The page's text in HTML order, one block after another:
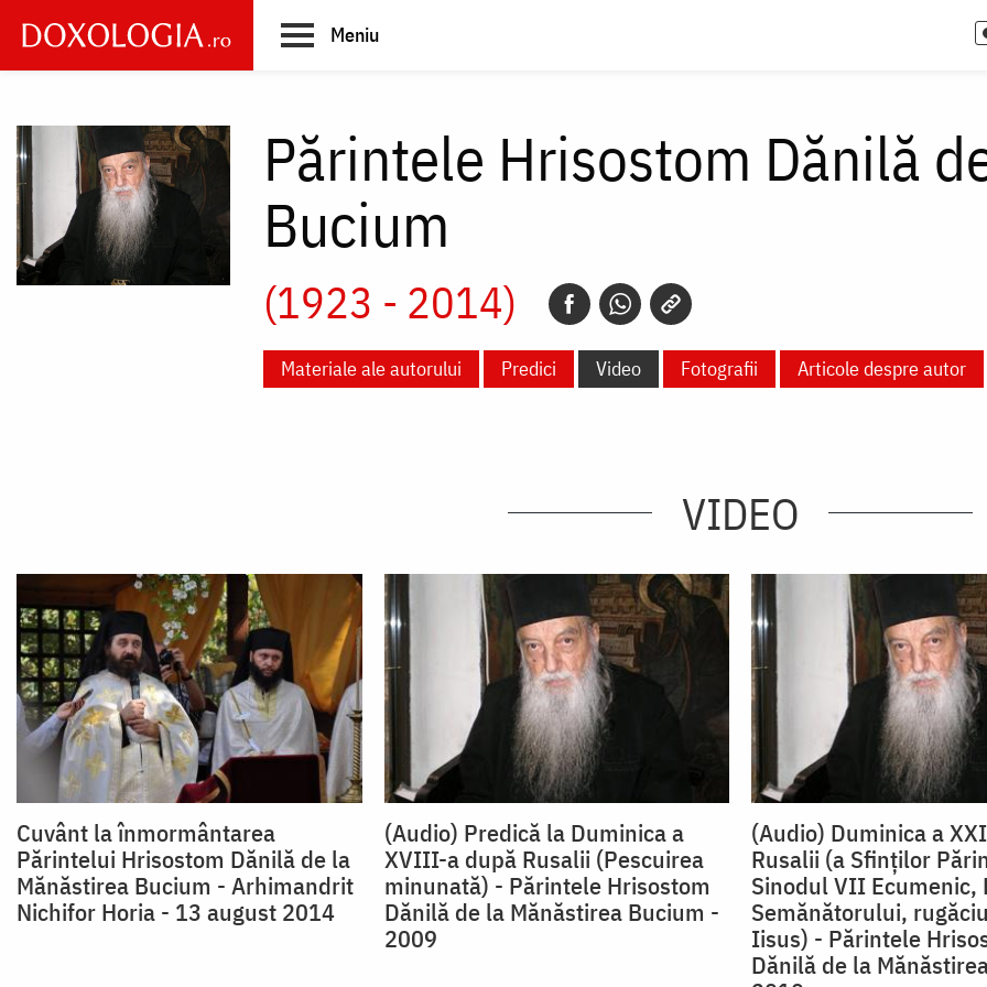
main
Meniu
Părintele Hrisostom Dănilă
Bucium
(1923 - 2014)
Materiale ale autorului Predici Video Fotografii Articole despre autor
VIDEO
Cuvânt la înmormântarea
Părintelui Hrisostom Dănilă de la
Mănăstirea Bucium - Arhimandrit
Nichifor Horia - 13 august 2014
(Audio) Predică la Duminica a
XVIII-a după Rusalii (Pescuirea
minunată) - Părintele Hrisostom
Dănilă de la Mănăstirea Bucium -
2009
(Audio) Duminica a
Rusalii (a Sfinţilor
Sinodul VII Ecumenic,
Semănătorului,
Iisus) - Părintele
Dănilă de la